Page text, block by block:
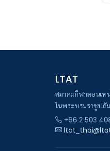
LTAT
สมาคมกีฬาลอนเท
ในพระบรมราชูปถั
+66 2 503